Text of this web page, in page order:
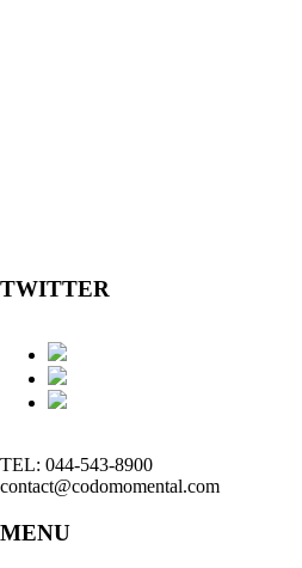
TWITTER
TEL: 044-543-8900
contact@codomomental.com
MENU